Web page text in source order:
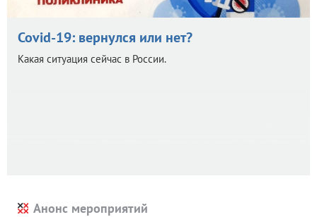
Covid-19: вернулся или нет?
Какая ситуация сейчас в России.
Анонс мероприятий